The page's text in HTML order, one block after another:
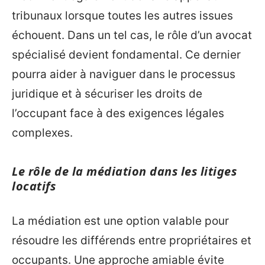
tribunaux lorsque toutes les autres issues
échouent. Dans un tel cas, le rôle d’un avocat
spécialisé devient fondamental. Ce dernier
pourra aider à naviguer dans le processus
juridique et à sécuriser les droits de
l’occupant face à des exigences légales
complexes.
Le rôle de la médiation dans les litiges
locatifs
La médiation est une option valable pour
résoudre les différends entre propriétaires et
occupants. Une approche amiable évite